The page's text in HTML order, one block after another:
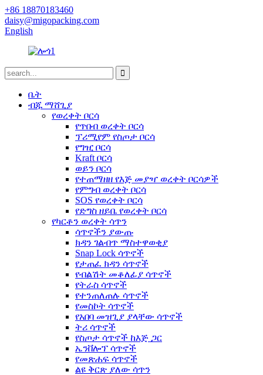
+86 18870183460
daisy@migopacking.com
English
ቤት
ብጁ ማሸጊያ
የወረቀት ቦርሳ
የጥበብ ወረቀት ቦርሳ
ፕሪሚየም የስጦታ ቦርሳ
የግዢ ቦርሳ
Kraft ቦርሳ
ወይን ቦርሳ
የተጠማዘዘ የእጅ መያዣ ወረቀት ቦርሳዎች
የምግብ ወረቀት ቦርሳ
SOS የወረቀት ቦርሳ
የድግስ ዘይቤ የወረቀት ቦርሳ
የካርቶን ወረቀት ሳጥን
ሳጥኖችን ያውጡ
ክዳን ገልብጥ ማስተዋወቂያ
Snap Lock ሳጥኖች
የታጠፈ ክዳን ሳጥኖች
የብልሽት መቆለፊያ ሳጥኖች
የትራስ ሳጥኖች
የተንጠለጠሉ ሳጥኖች
የመስኮት ሳጥኖች
የአበባ መዝጊያ ያላቸው ሳጥኖች
ትሪ ሳጥኖች
የስጦታ ሳጥኖች ከእጅ ጋር
ኤንቨሎፕ ሳጥኖች
የመጽሐፍ ሳጥኖች
ልዩ ቅርጽ ያለው ሳጥን